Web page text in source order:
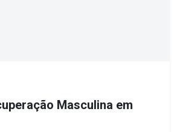
Masculina em